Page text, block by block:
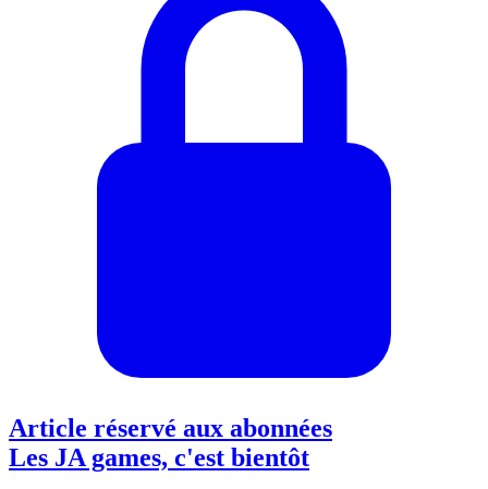
Article réservé aux abonnées
Les JA games, c'est bientôt